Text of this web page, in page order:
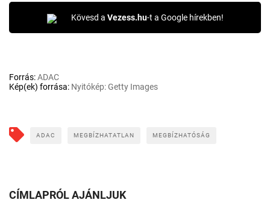
Kövesd a Vezess.hu-t a Google hírekben!
Forrás:ADAC
Kép(ek) forrása: Nyitókép: Getty Images
ADAC MEGBÍZHATATLAN MEGBÍZHATÓSÁG
CÍMLAPRÓL AJÁNLJUK